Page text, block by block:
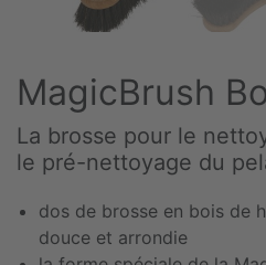
MagicBrush
La brosse pour le
le pré-nettoyage du
dos de brosse en bois de
douce et arrondie